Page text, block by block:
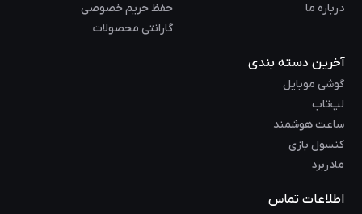
درباره ما
حفظ حریم خصوصی
گارانتی محصولات
آخرین دسته بندی
گوشی موبایل
لپ‌تاب
ساعت هوشمند
کنسول بازی
مادربرد
اطلاعات تماس